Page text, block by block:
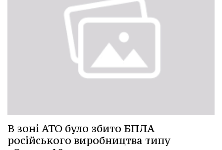
В зоні АТО було збито БПЛА
російського виробництва типу